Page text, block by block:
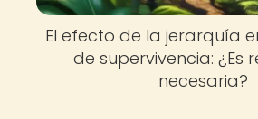
El efecto de la jerarquía
de supervivencia: ¿Es
necesaria?